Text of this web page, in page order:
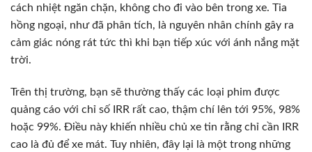
cách nhiệt ngăn chặn, không cho đi vào bên trong xe. Tia
hồng ngoại, như đã phân tích, là nguyên nhân chính gây ra
cảm giác nóng rát tức thì khi bạn tiếp xúc với ánh nắng mặt
trời.
Trên thị trường, bạn sẽ thường thấy các loại phim được
quảng cáo với chỉ số IRR rất cao, thậm chí lên tới 95%, 98%
hoặc 99%. Điều này khiến nhiều chủ xe tin rằng chỉ cần IRR
cao là đủ để xe mát. Tuy nhiên, đây lại là một trong những